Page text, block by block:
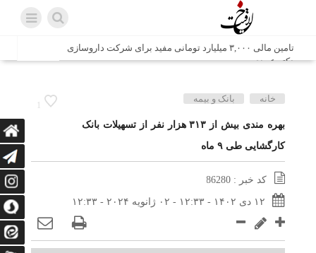
تامین مالی ۳,۰۰۰ میلیارد تومانی مفید برای شرکت داروسازی
دکتر عبیدی
شش وزیر کابینه پاکستان با حضور در سفارت ایران در اسلام
اتابک: ظرفیت های جدید همکاری‌های تجاری ایران و پاکستان با
محوریت بخش خصوصی فعال می‌شود
در مسیر جا‌مانده‌ها، دل‌ها به کربلا رسیده است
وزیر صمت خواستار پیگیری کانتینرهای ایرانی در بندر کراچی
شد / تجارت ۱۰ میلیارد دلاری ایران و پاکستان
1
خانه بانک و بیمه
بهره مندی بیش از ۳۱۳ هزار نفر از تسهیلات بانک
کارگشایی طی ۹ ماه
کد خبر : 86280
۱۲ دی ۱۴۰۲ - ۱۲:۳۳ - ۰۲ ژانویه ۲۰۲۴ - ۱۲:۳۳